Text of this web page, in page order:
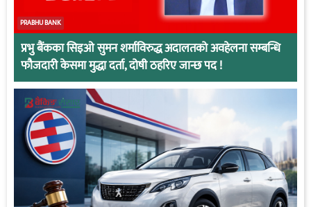
PRABHU BANK
प्रभु बैंकका सिइओ सुमन शर्माविरुद्ध अदालतको अवहेलना सम्बन्धि
फौजदारी केसमा मुद्धा दर्ता, दोषी ठहरिए जान्छ पद !